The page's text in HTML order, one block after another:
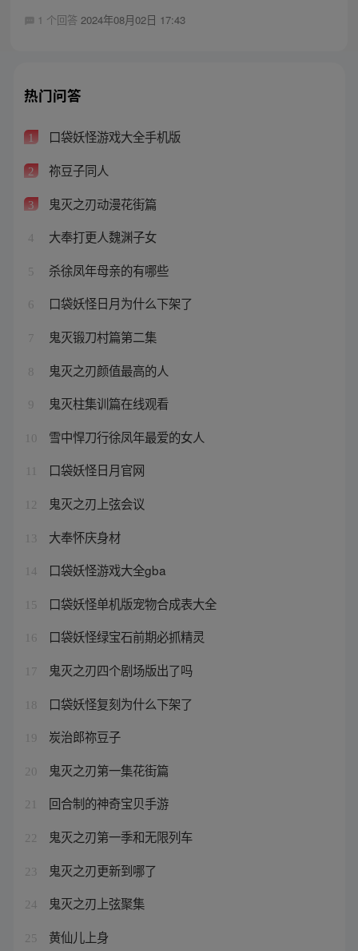
1 个回答 2024年08月02日 17:43
热门问答
1 口袋妖怪游戏大全手机版
2 祢豆子同人
3 鬼灭之刃动漫花街篇
4 大奉打更人魏渊子女
5 杀徐凤年母亲的有哪些
6 口袋妖怪日月为什么下架了
7 鬼灭锻刀村篇第二集
8 鬼灭之刃颜值最高的人
9 鬼灭柱集训篇在线观看
10 雪中悍刀行徐凤年最爱的女人
口袋妖怪日月官网
12 鬼灭之刃上弦会议
13 大奉怀庆身材
14 口袋妖怪游戏大全gba
15 口袋妖怪单机版宠物合成表大全
16 口袋妖怪绿宝石前期必抓精灵
17 鬼灭之刃四个剧场版出了吗
18 口袋妖怪复刻为什么下架了
19 炭治郎祢豆子
20 鬼灭之刃第一集花街篇
21 回合制的神奇宝贝手游
22 鬼灭之刃第一季和无限列车
23 鬼灭之刃更新到哪了
24 鬼灭之刃上弦聚集
25 黄仙儿上身